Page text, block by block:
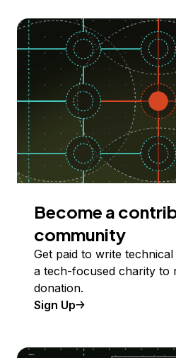
Become a
community
Get paid to write
a tech-focused charity to
donation.
Sign Up